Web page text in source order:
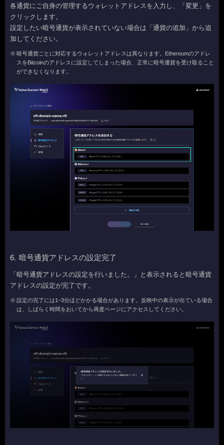
各通貨にご自身の管理するウォレットアドレスを入力し、「変更」を
クリックします。
設定したい暗号通貨が表示されていない場合は「通貨の追加」から追
加してください。
暗号通貨ごとに対応するウォレットアドレスは異なります。Ethereumのアドレ
スをBitcoinのアドレスに設定してしまった場合、正常に暗号通貨を受け取ること
ができなくなります。
6. 暗号通貨アドレスの設定完了
「暗号通貨アドレスの設定を行いました。」と表示されると暗号通貨
アドレスの設定が完了です。
設定の完了には1~3分ほどかかる場合があります。反映中の表示が出ている場合
は、しばらく時間をおいてから再度ページにアクセスしてください。